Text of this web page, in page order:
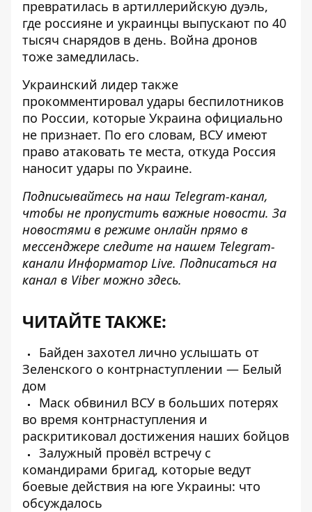
превратилась в артиллерийскую дуэль,
где россияне и украинцы выпускают по 40
тысяч снарядов в день. Война дронов
тоже замедлилась.
Украинский лидер также
прокомментировал удары беспилотников
по России, которые Украина официально
не признает. По его словам, ВСУ имеют
право атаковать те места, откуда Россия
наносит удары по Украине.
Подписывайтесь на наш Telegram-канал,
чтобы не пропустить важные новости. За
новостями в режиме онлайн прямо в
мессенджере следите на нашем Telegram-
канали Информатор Live. Подписаться на
канал в Viber можно здесь.
ЧИТАЙТЕ ТАКЖЕ:
Байден захотел лично услышать от
Зеленского о контрнаступлении — Белый
дом
Маск обвинил ВСУ в больших потерях
во время контрнаступления и
раскритиковал достижения наших бойцов
Залужный провёл встречу с
командирами бригад, которые ведут
боевые действия на юге Украины: что
обсуждалось